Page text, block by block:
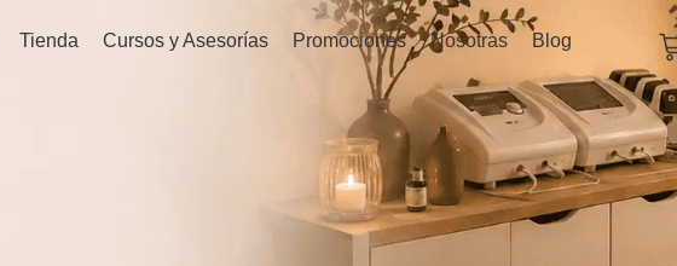
Tienda Cursos y Asesorías Promociones Nosotras Blog